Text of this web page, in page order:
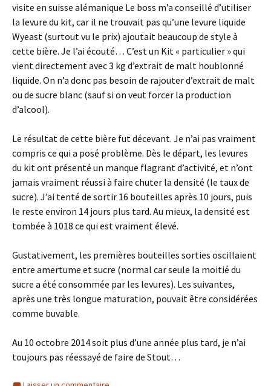
visite en suisse alémanique Le boss m’a conseillé d’utiliser
la levure du kit, car il ne trouvait pas qu’une levure liquide
Wyeast (surtout vu le prix) ajoutait beaucoup de style à
cette bière. Je l’ai écouté… C’est un Kit « particulier » qui
vient directement avec 3 kg d’extrait de malt houblonné
liquide. On n’a donc pas besoin de rajouter d’extrait de malt
ou de sucre blanc (sauf si on veut forcer la production
d’alcool).
Le résultat de cette bière fut décevant. Je n’ai pas vraiment
compris ce qui a posé problème. Dès le départ, les levures
du kit ont présenté un manque flagrant d’activité, et n’ont
jamais vraiment réussi à faire chuter la densité (le taux de
sucre). J’ai tenté de sortir 16 bouteilles après 10 jours, puis
le reste environ 14 jours plus tard. Au mieux, la densité est
tombée à 1018 ce qui est vraiment élevé.
Gustativement, les premières bouteilles sorties oscillaient
entre amertume et sucre (normal car seule la moitié du
sucre a été consommée par les levures). Les suivantes,
après une très longue maturation, pouvait être considérées
comme buvable.
Au 10 octobre 2014 soit plus d’une année plus tard, je n’ai
toujours pas réessayé de faire de Stout…